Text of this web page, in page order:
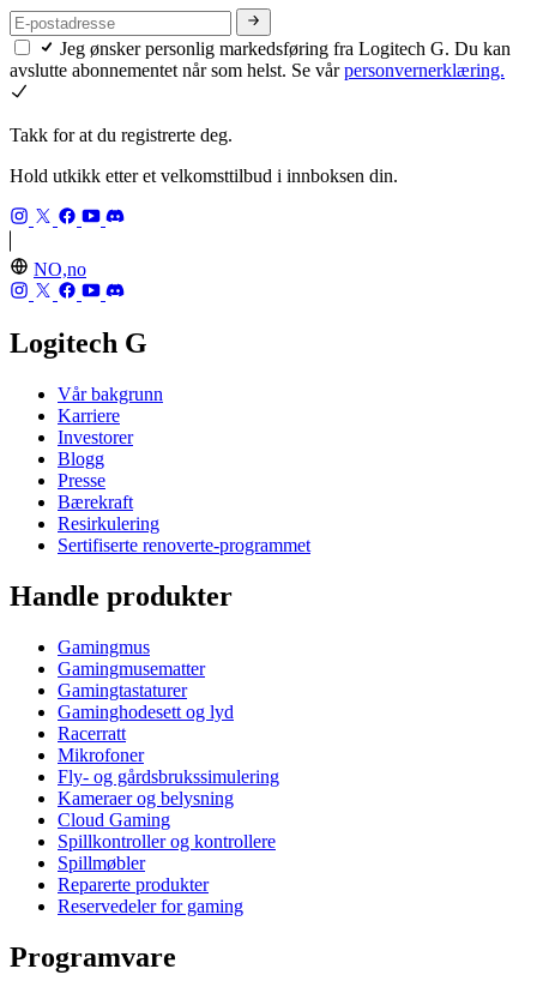
Jeg ønsker personlig markedsføring fra Logitech G. Du kan
avslutte abonnementet når som helst. Se vårpersonvernerklæring.
Takk for at du registrerte deg.
Hold utkikk etter et velkomsttilbud i innboksen din.
NO,no
Logitech G
Vår bakgrunn
Karriere
Investorer
Blogg
Presse
Bærekraft
Resirkulering
Sertifiserte renoverte-programmet
Handle produkter
Gamingmus
Gamingmusematter
Gamingtastaturer
Gaminghodesett og lyd
Racerratt
Mikrofoner
Fly- og gårdsbrukssimulering
Kameraer og belysning
Cloud Gaming
Spillkontroller og kontrollere
Spillmøbler
Reparerte produkter
Reservedeler for gaming
Programvare